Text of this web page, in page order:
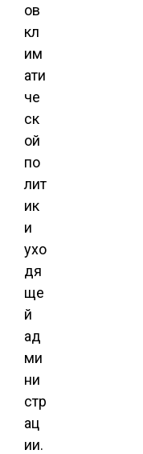
ов
кл
им
ати
че
ск
ой
по
лит
ик
и
ухо
дя
ще
й
ад
ми
ни
стр
ац
ии.